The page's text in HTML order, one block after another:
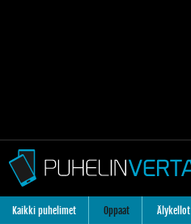
Kaikki puhelimet Oppaat Älykellot